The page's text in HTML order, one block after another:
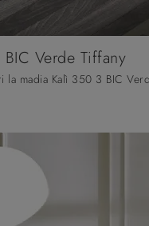
Verde Tiffany